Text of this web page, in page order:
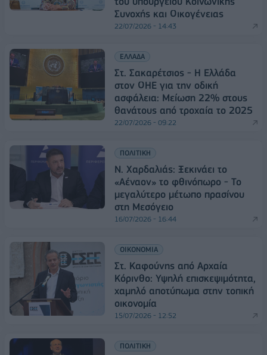
Συνοχής και Οικογένειας
22/07/2026 - 14:43
ΕΛΛΑΔΑ
Στ. Σακαρέτσιος - Η Ελλάδα
στον ΟΗΕ για την οδική
ασφάλεια: Μείωση 22% στους
θανάτους από τροχαία το 2025
22/07/2026 - 09:22
ΠΟΛΙΤΙΚΗ
Ν. Χαρδαλιάς: Ξεκινάει το
«Αέναον» το φθινόπωρο - Το
μεγαλύτερο μέτωπο πρασίνου
στη Μεσόγειο
16/07/2026 - 16:44
ΟΙΚΟΝΟΜΙΑ
Στ. Καφούνης από Αρχαία
Κόρινθο: Υψηλή επισκεψιμότητα,
χαμηλό αποτύπωμα στην τοπική
οικονομία
15/07/2026 - 12:52
ΠΟΛΙΤΙΚΗ